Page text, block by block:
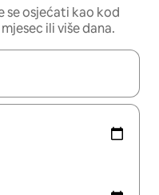
se osjećati kao kod
ili više dana.
ćete ih pregledati